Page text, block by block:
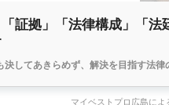
「証拠」「法律構成」「
決してあきらめず、解決を目指す法律
マイベストプロ広島によ